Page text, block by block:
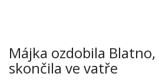
Májka ozdobila
skončila ve vatře